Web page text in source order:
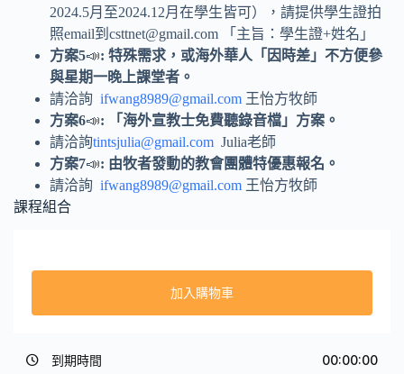
2024.5月至2024.12月在學生皆可），請提供學生證拍
照email到 csttnet@gmail.com 「主旨：學生證+姓名」
方案5📣: 特殊需求，或海外華人「因時差」不方便參
與星期一晚上課堂者。
請洽詢 ifwang8989@gmail.com 王怡方牧師
方案6📣:
「海外宣教士免費聽錄音檔」方案。
請洽詢tintsjulia@gmail.com Julia老師
方案7📣: 由牧者發動的教會團體特優惠報名。
請洽詢 ifwang8989@gmail.com 王怡方牧師
課程組合
加入購物車
到期時間 00:00:00